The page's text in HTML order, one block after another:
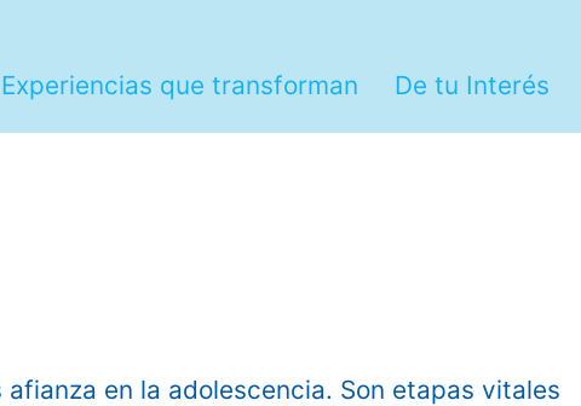
Experiencias que transforman De tu Interés
en la adolescencia. Son etapas vitales